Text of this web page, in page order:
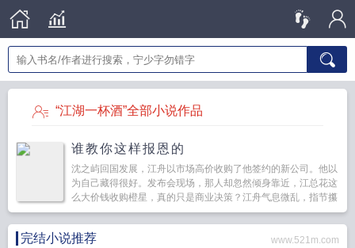
“江湖一杯酒”全部小说作品
谁教你这样报恩的
沈之屿回国发展，江舟以市场高价收购了他签约的新公司。他以
为自己藏得很好。发布会现场，那人却忽然倾身靠近，江总花这
么大价钱收购橙星，真的只是商业决策？江舟气息微乱，指节攥
得发白，仍硬撑...
完结小说推荐 www.521m.com